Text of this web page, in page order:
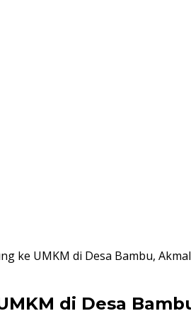
ke UMKM di Desa Bambu,
di Desa